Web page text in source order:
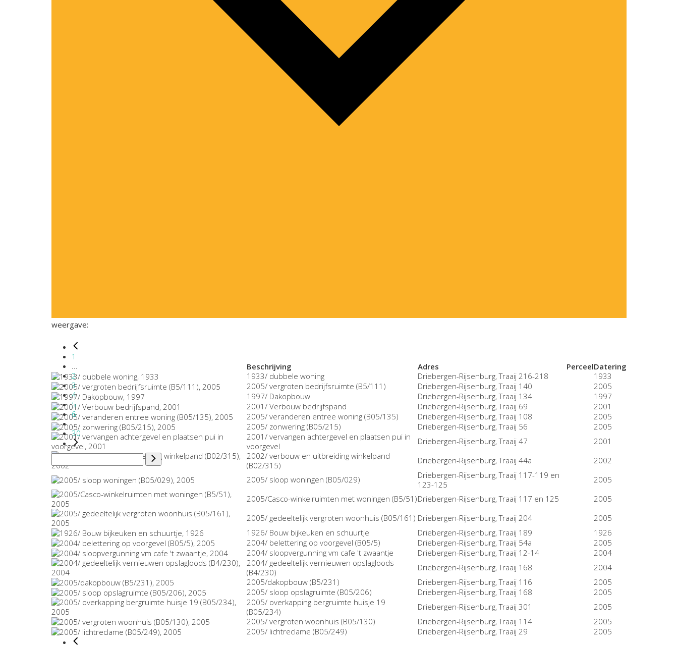
weergave:
1
2
3
4
5
6
...
30
Beschrijving Adres PerceelDatering
1933/ dubbele woning
Driebergen-Rijsenburg, Traaij 216-218
1933
2005/ vergroten bedrijfsruimte (B5/111)
Driebergen-Rijsenburg, Traaij 140
2005
1997/ Dakopbouw
Driebergen-Rijsenburg, Traaij 134
1997
2001/ Verbouw bedrijfspand
Driebergen-Rijsenburg, Traaij 69
2001
2005/ veranderen entree woning (B05/135)
Driebergen-Rijsenburg, Traaij 108
2005
2005/ zonwering (B05/215)
Driebergen-Rijsenburg, Traaij 56
2005
2001/ vervangen achtergevel en plaatsen pui in
voorgevel
Driebergen-Rijsenburg, Traaij 47
2001
2002/ verbouw en uitbreiding winkelpand
(B02/315)
Driebergen-Rijsenburg, Traaij 44a
2002
2005/ sloop woningen (B05/029)
Driebergen-Rijsenburg, Traaij 117-119 en
123-125
2005
2005/Casco-winkelruimten met woningen (B5/51)Driebergen-Rijsenburg, Traaij 117 en 125
2005
2005/ gedeeltelijk vergroten woonhuis (B05/161) Driebergen-Rijsenburg, Traaij 204
2005
1926/ Bouw bijkeuken en schuurtje
Driebergen-Rijsenburg, Traaij 189
1926
2004/ belettering op voorgevel (B05/5)
Driebergen-Rijsenburg, Traaij 54a
2005
2004/ sloopvergunning vm cafe 't zwaantje
Driebergen-Rijsenburg, Traaij 12-14
2004
2004/ gedeeltelijk vernieuwen opslagloods
(B4/230)
Driebergen-Rijsenburg, Traaij 168
2004
2005/dakopbouw (B5/231)
Driebergen-Rijsenburg, Traaij 116
2005
2005/ sloop opslagruimte (B05/206)
Driebergen-Rijsenburg, Traaij 168
2005
2005/ overkapping bergruimte huisje 19
(B05/234)
Driebergen-Rijsenburg, Traaij 301
2005
2005/ vergroten woonhuis (B05/130)
Driebergen-Rijsenburg, Traaij 114
2005
2005/ lichtreclame (B05/249)
Driebergen-Rijsenburg, Traaij 29 2005